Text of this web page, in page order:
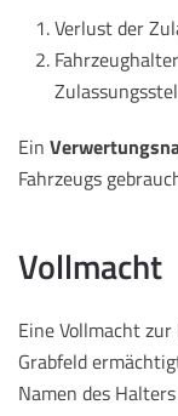
Verlust der
Ein
Fahrzeugs
Vollmacht
Eine Vollmacht
Grabfeld
Namen des